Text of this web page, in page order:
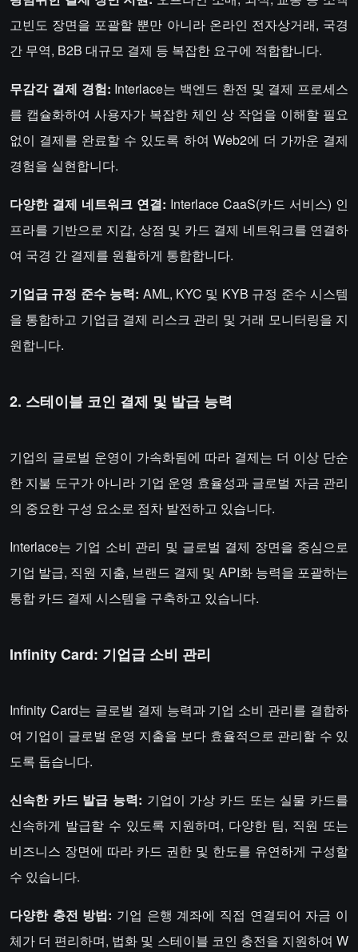
고빈도 장면을 포괄할 뿐만 아니라 온라인 전자상거래, 국경
간 무역, B2B 대규모 결제 등 복잡한 요구에 적합합니다.
무감각 결제 경험: Interlace는 백엔드 환전 및 결제 프로세스
를 캡슐화하여 사용자가 복잡한 체인 상 작업을 이해할 필요
없이 결제를 완료할 수 있도록 하여 Web2에 더 가까운 결제
경험을 실현합니다.
다양한 결제 네트워크 연결: Interlace CaaS(카드 서비스) 인
프라를 기반으로 지갑, 상점 및 카드 결제 네트워크를 연결하
여 국경 간 결제를 원활하게 통합합니다.
기업급 규정 준수 능력: AML, KYC 및 KYB 규정 준수 시스템
을 통합하고 기업급 결제 리스크 관리 및 거래 모니터링을 지
원합니다.
2. 스테이블 코인 결제 및 발급 능력
기업의 글로벌 운영이 가속화됨에 따라 결제는 더 이상 단순
한 지불 도구가 아니라 기업 운영 효율성과 글로벌 자금 관리
의 중요한 구성 요소로 점차 발전하고 있습니다.
Interlace는 기업 소비 관리 및 글로벌 결제 장면을 중심으로
기업 발급, 직원 지출, 브랜드 결제 및 API화 능력을 포괄하는
통합 카드 결제 시스템을 구축하고 있습니다.
Infinity Card: 기업급 소비 관리
Infinity Card는 글로벌 결제 능력과 기업 소비 관리를 결합하
여 기업이 글로벌 운영 지출을 보다 효율적으로 관리할 수 있
도록 돕습니다.
신속한 카드 발급 능력: 기업이 가상 카드 또는 실물 카드를
신속하게 발급할 수 있도록 지원하며, 다양한 팀, 직원 또는
비즈니스 장면에 따라 카드 권한 및 한도를 유연하게 구성할
수 있습니다.
다양한 충전 방법: 기업 은행 계좌에 직접 연결되어 자금 이
체가 더 편리하며, 법화 및 스테이블 코인 충전을 지원하여 W